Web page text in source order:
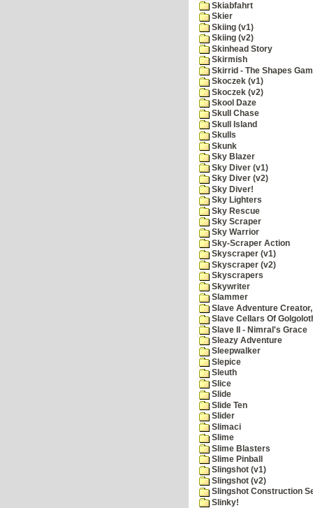
Skiabfahrt
Skier
Skiing (v1)
Skiing (v2)
Skinhead Story
Skirmish
Skirrid - The Shapes
Skoczek (v1)
Skoczek (v2)
Skool Daze
Skull Chase
Skull Island
Skulls
Skunk
Sky Blazer
Sky Diver (v1)
Sky Diver (v2)
Sky Diver!
Sky Lighters
Sky Rescue
Sky Scraper
Sky Warrior
Sky-Scraper Action
Skyscraper (v1)
Skyscraper (v2)
Skyscrapers
Skywriter
Slammer
Slave Adventure Creator,
Slave Cellars Of
Slave II - Nimral's Grace
Sleazy Adventure
Sleepwalker
Slepice
Sleuth
Slice
Slide
Slide Ten
Slider
Slimaci
Slime
Slime Blasters
Slime Pinball
Slingshot (v1)
Slingshot (v2)
Slingshot Construction
Slinky!